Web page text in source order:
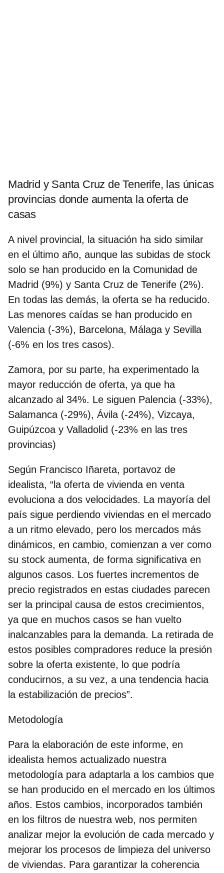
Madrid y Santa Cruz de Tenerife, las únicas
provincias donde aumenta la oferta de
casas
A nivel provincial, la situación ha sido similar
en el último año, aunque las subidas de stock
solo se han producido en la Comunidad de
Madrid (9%) y Santa Cruz de Tenerife (2%).
En todas las demás, la oferta se ha reducido.
Las menores caídas se han producido en
Valencia (-3%), Barcelona, Málaga y Sevilla
(-6% en los tres casos).
Zamora, por su parte, ha experimentado la
mayor reducción de oferta, ya que ha
alcanzado al 34%. Le siguen Palencia (-33%),
Salamanca (-29%), Ávila (-24%), Vizcaya,
Guipúzcoa y Valladolid (-23% en las tres
provincias)
Según Francisco Iñareta, portavoz de
idealista, “la oferta de vivienda en venta
evoluciona a dos velocidades. La mayoría del
país sigue perdiendo viviendas en el mercado
a un ritmo elevado, pero los mercados más
dinámicos, en cambio, comienzan a ver como
su stock aumenta, de forma significativa en
algunos casos. Los fuertes incrementos de
precio registrados en estas ciudades parecen
ser la principal causa de estos crecimientos,
ya que en muchos casos se han vuelto
inalcanzables para la demanda. La retirada de
estos posibles compradores reduce la presión
sobre la oferta existente, lo que podría
conducirnos, a su vez, a una tendencia hacia
la estabilización de precios”.
Metodología
Para la elaboración de este informe, en
idealista hemos actualizado nuestra
metodología para adaptarla a los cambios que
se han producido en el mercado en los últimos
años. Estos cambios, incorporados también
en los filtros de nuestra web, nos permiten
analizar mejor la evolución de cada mercado y
mejorar los procesos de limpieza del universo
de viviendas. Para garantizar la coherencia